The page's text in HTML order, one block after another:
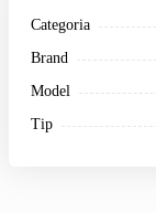
Categoria
Brand
Model
Tip